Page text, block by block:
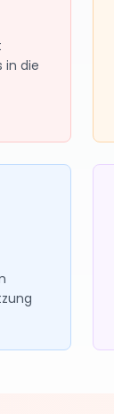
in die